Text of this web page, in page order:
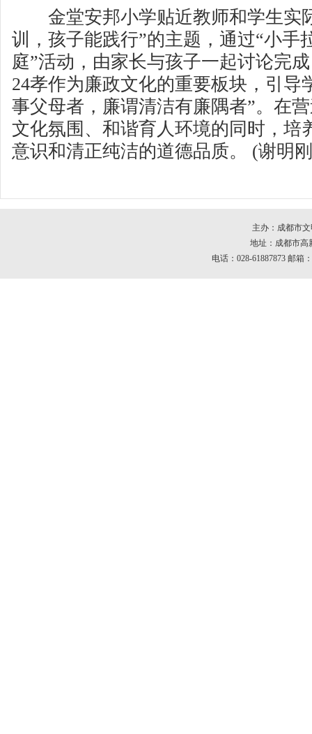
金堂安邦小学贴近教师和学生实
训，孩子能践行”的主题，通过“小手
庭”活动，由家长与孩子一起讨论完
24孝作为廉政文化的重要板块，引导
事父母者，廉谓清洁有廉隅者”。在
文化氛围、和谐育人环境的同时，培
意识和清正纯洁的道德品质。 (谢明
主办：成都市
地址：成都市高
电话：028-61887873 邮箱